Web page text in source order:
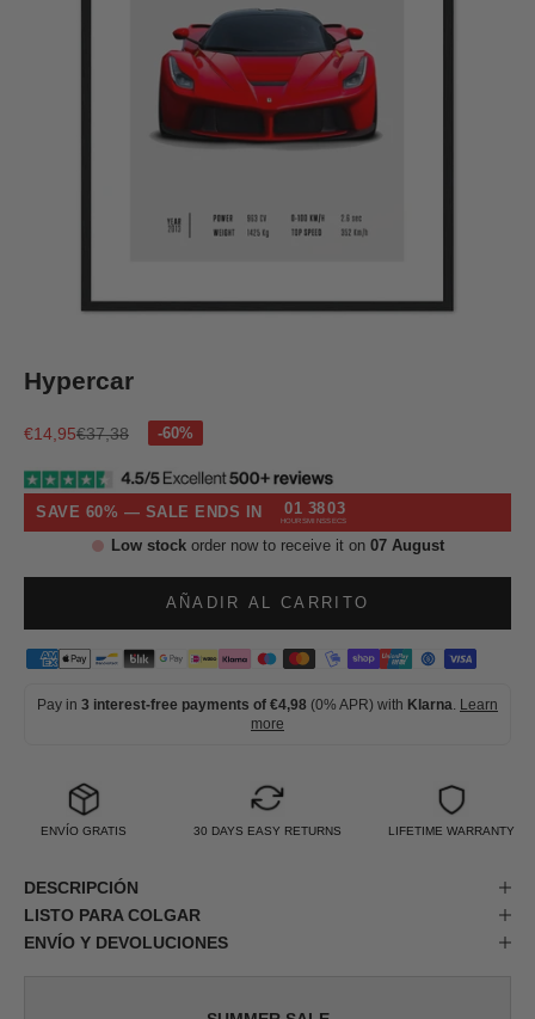
Hypercar
Precio de oferta
€14,95Precio normal
€37,38
SAVE 60% — SALE ENDS IN 01
HOURS
38
MINS
02
SECS
Low stockorder now to receive it on 07 August
AÑADIR AL CARRITO
Pay in 3 interest-free payments of €4,98 (0% APR) with Klarna. Learn
more
ENVÍO GRATIS 30 DAYS EASY RETURNS LIFETIME WARRANTY
DESCRIPCIÓN
LISTO PARA COLGAR
ENVÍO Y DEVOLUCIONES